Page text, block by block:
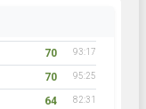
70 93:17
70 95:25
64 82:31